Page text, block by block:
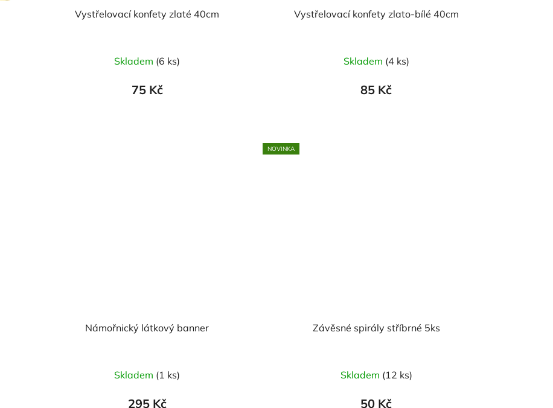
Vystřelovací konfety zlaté 40cm
Skladem (6 ks)
75 Kč
Vystřelovací konfety zlato-bílé 40cm
Skladem (4 ks)
85 Kč
Námořnický látkový banner
Skladem (1 ks)
295 Kč
NOVINKA
Závěsné spirály stříbrné 5ks
Skladem (12 ks)
50 Kč